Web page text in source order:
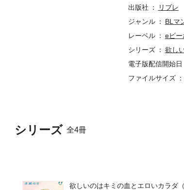
シリーズ 全4冊
欲しいのはキミの血とエロいカラダ
出版社
リブレ
ジャンル
BLマ
レーベル
eビー
シリーズ
欲し
電子版配信開始日
ファイルサイズ